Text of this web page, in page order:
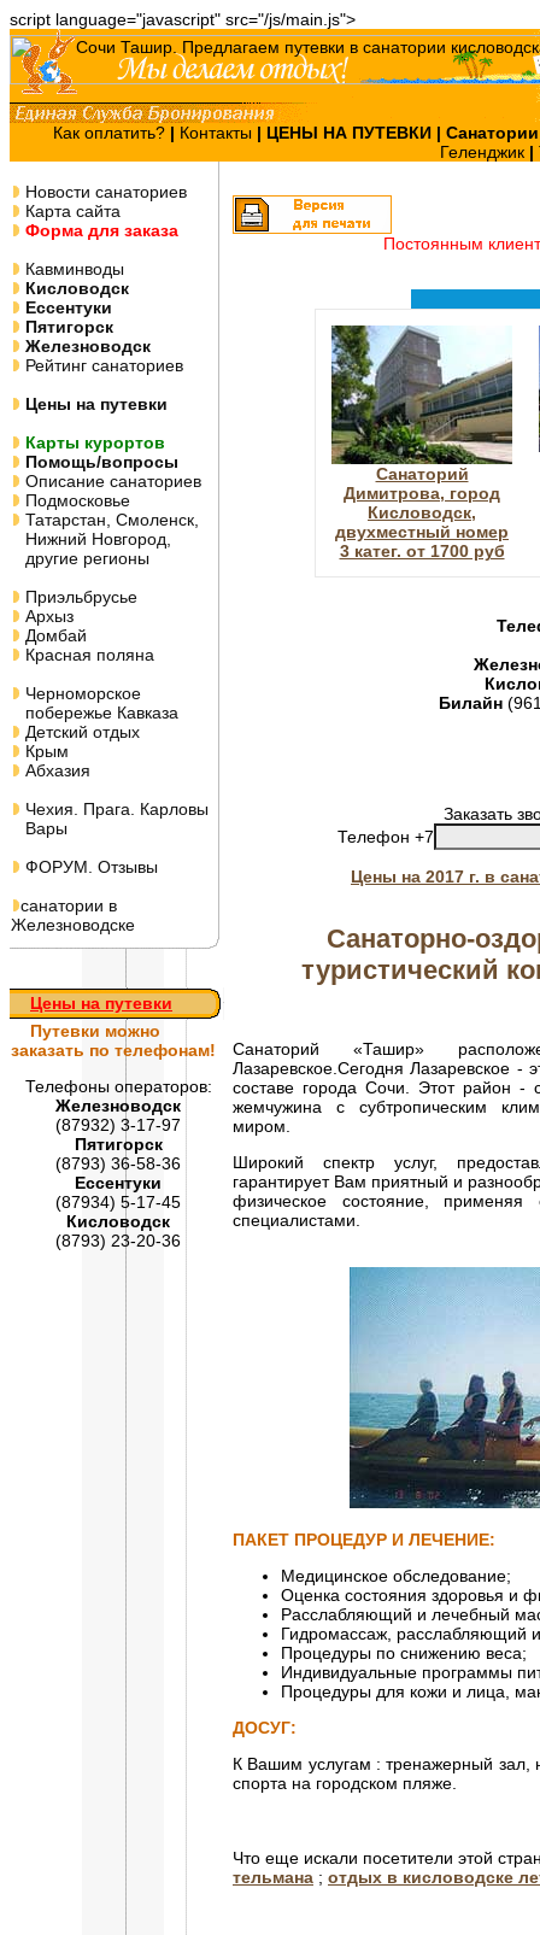
script language="javascript" src="/js/main.js">
Как оплатить? | Контакты | ЦЕНЫ НА ПУТЕВКИ |
Геленджик |
Новости санаториев
Карта сайта
Форма для заказа
Кавминводы
Кисловодск
Ессентуки
Пятигорск
Железноводск
Рейтинг санаториев
Цены на путевки
Карты курортов
Помощь/вопросы
Описание санаториев
Подмосковье
Татарстан, Смоленск,
Нижний Новгород,
другие регионы
Приэльбрусье
Архыз
Домбай
Красная поляна
Черноморское
побережье Кавказа
Детский отдых
Крым
Абхазия
Чехия. Прага. Карловы
Вары
ФОРУМ. Отзывы
санатории в
Железноводске
Цены на путевки
Путевки можно
заказать по телефонам!
Телефоны операторов:
Железноводск
(87932) 3-17-97
Пятигорск
(8793) 36-58-36
Ессентуки
(87934) 5-17-45
Кисловодск
(8793) 23-20-36
Постоянным
Санаторий
Димитрова, город
Кисловодск,
двухместный номер
3 катег. от 1700 руб
Билайн
Заказать
Телефон +7
Цены на 2017 г. в
Санаторно-
туристический
Санаторий «Ташир»
Лазаревское.Сегодня Лазаревское -
составе города Сочи. Этот район -
жемчужина с субтропическим
миром.
Широкий спектр услуг,
гарантирует Вам приятный и
физическое состояние,
специалистами.
ПАКЕТ ПРОЦЕДУР И ЛЕЧЕНИЕ:
Mедицинское обследование;
Oценка состояния здоровья и
Pасслабляющий и лечебный
Гидромассаж, расслабляющий
Процедуры по снижению веса;
Индивидуальные программы
Процедуры для кожи и лица,
ДОСУГ:
К Вашим услугам : тренажерный зал,
спорта на городском пляже.
Что еще искали посетители этой
тельмана ; отдых в кисловодске